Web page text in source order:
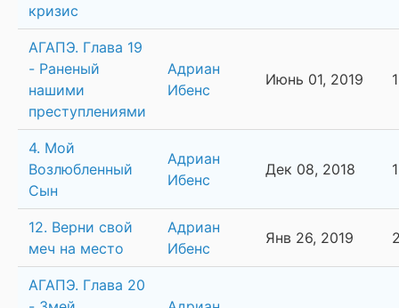
кризис
АГАПЭ. Глава 19
- Раненый
нашими
преступлениями
Адриан
Ибенс
Июнь 01, 2019
4. Мой
Возлюбленный
Сын
Адриан
Ибенс
Дек 08, 2018
12. Верни свой
меч на место
Адриан
Ибенс
Янв 26, 2019
АГАПЭ. Глава 20